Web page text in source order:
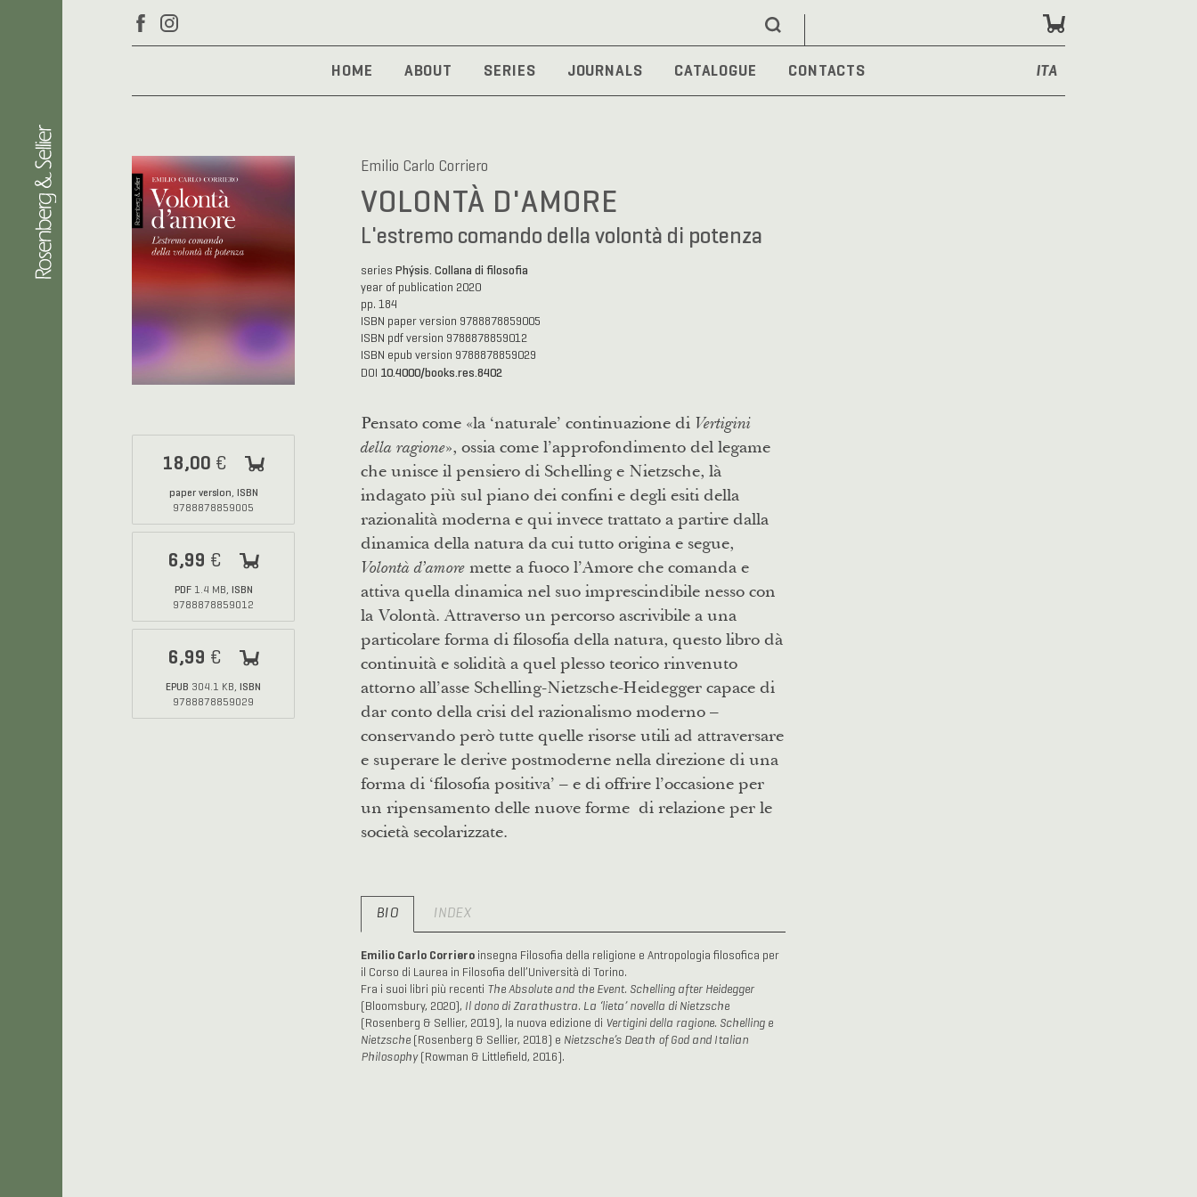
HOME ABOUT SERIES JOURNALS CATALOGUE CONTACTS ITA
18,00 €
paper version, ISBN
9788878859005
6,99 €
PDF1.4 MB, ISBN
9788878859012
6,99 €
EPUB 304.1 KB, ISBN
9788878859029
Emilio Carlo Corriero
VOLONTÀ D'AMORE
L'estremo comando della volontà di potenza
series Phýsis. Collana di filosofia
year of publication 2020
pp. 184
ISBN paper version 9788878859005
ISBN pdf version 9788878859012
ISBN epub version 9788878859029
DOI
10.4000/books.res.8402
Pensato come «la ‘naturale’ continuazione di Vertigini
della ragione», ossia come l’approfondimento del legame
che unisce il pensiero di Schelling e Nietzsche, là
indagato più sul piano dei confini e degli esiti della
razionalità moderna e qui invece trattato a partire dalla
dinamica della natura da cui tutto origina e segue,
Volontà d’amoremette a fuoco l’Amore che comanda e
attiva quella dinamica nel suo imprescindibile nesso con
la Volontà. Attraverso un percorso ascrivibile a una
particolare forma di filosofia della natura, questo libro dà
continuità e solidità a quel plesso teorico rinvenuto
attorno all’asse Schelling-Nietzsche-Heidegger capace di
dar conto della crisi del razionalismo moderno –
conservando però tutte quelle risorse utili ad attraversare
e superare le derive postmoderne nella direzione di una
forma di ‘filosofia positiva’ – e di offrire l’occasione per
un ripensamento delle nuove forme di relazione per le
società secolarizzate.
BIO INDEX
Emilio Carlo Corrieroinsegna Filosofia della religione e Antropologia filosofica per
il Corso di Laurea in Filosofia dell’Università di Torino.
Fra i suoi libri più recenti The Absolute and the Event. Schelling after Heidegger
(Bloomsbury, 2020), Il dono di Zarathustra. La ‘lieta’ novella di Nietzsche
(Rosenberg & Sellier, 2019), la nuova edizione di Vertigini della ragione. Schelling e
Nietzsche(Rosenberg & Sellier, 2018) e Nietzsche’s Death of God and Italian
Philosophy(Rowman & Littlefield, 2016).